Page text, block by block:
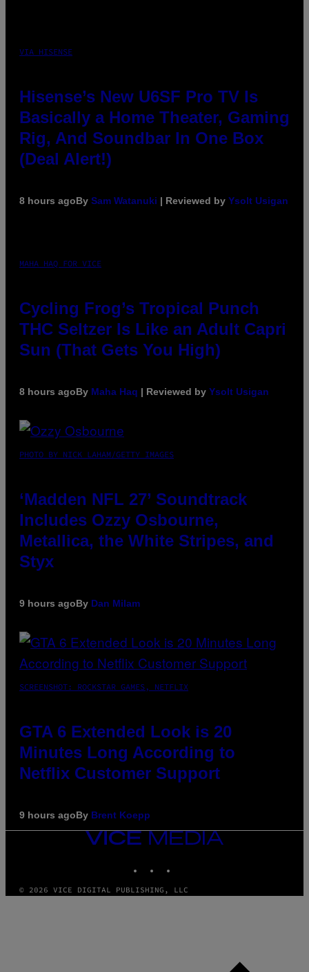
VIA HISENSE
Hisense’s New U6SF Pro TV Is
Basically a Home Theater, Gaming
Rig, And Soundbar In One Box
(Deal Alert!)
8 hours agoBy Sam Watanuki | Reviewed by Ysolt Usigan
MAHA HAQ FOR VICE
Cycling Frog’s Tropical Punch
THC Seltzer Is Like an Adult Capri
Sun (That Gets You High)
8 hours agoBy Maha Haq | Reviewed by Ysolt Usigan
PHOTO BY NICK LAHAM/GETTY IMAGES
‘Madden NFL 27’ Soundtrack
Includes Ozzy Osbourne,
Metallica, the White Stripes, and
Styx
9 hours agoBy Dan Milam
SCREENSHOT: ROCKSTAR GAMES, NETFLIX
GTA 6 Extended Look is 20
Minutes Long According to
Netflix Customer Support
9 hours agoBy Brent Koepp
VICE
MEDIA
© 2026 VICE DIGITAL PUBLISHING, LLC